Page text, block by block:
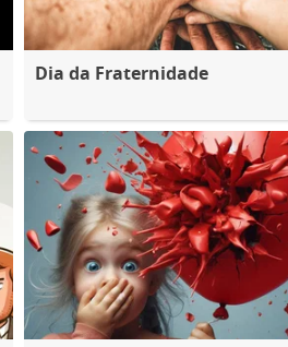
Dia da Fraternidade